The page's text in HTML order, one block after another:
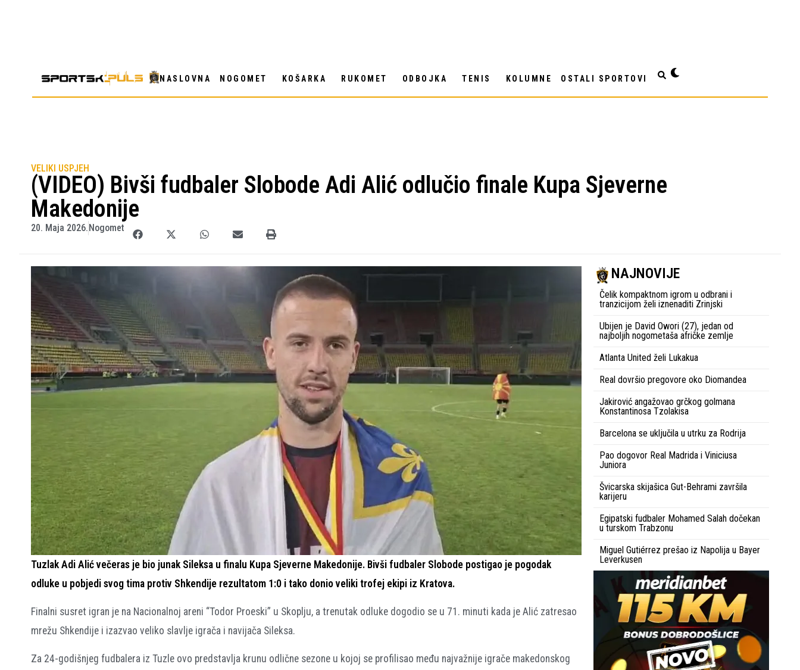
NASLOVNA NOGOMET KOŠARKA RUKOMET ODBOJKA TENIS KOLUMNE OSTALI SPORTOVI
VELIKI USPJEH
(VIDEO) Bivši fudbaler Slobode Adi Alić odlučio finale Kupa Sjeverne
Makedonije
20. Maja 2026. Nogomet
Tuzlak Adi Alić večeras je bio junak Sileksa u finalu Kupa Sjeverne Makedonije. Bivši fudbaler Slobode postigao je pogodak
odluke u pobjedi svog tima protiv Shkendije rezultatom 1:0 i tako donio veliki trofej ekipi iz Kratova.
Finalni susret igran je na Nacionalnoj areni “Todor Proeski” u Skoplju, a trenutak odluke dogodio se u 71. minuti kada je Alić zatresao
mrežu Shkendije i izazvao veliko slavlje igrača i navijača Sileksa.
Za 24-godišnjeg fudbalera iz Tuzle ovo predstavlja krunu odlične sezone u kojoj se profilisao među najvažnije igrače makedonskog
NAJNOVIJE
Čelik kompaktnom igrom u odbrani i
tranzicijom želi iznenaditi Zrinjski
Ubijen je David Owori (27), jedan od
najboljih nogometaša afričke zemlje
Atlanta United želi Lukakua
Real dovršio pregovore oko Diomandea
Jakirović angažovao grčkog golmana
Konstantinosa Tzolakisa
Barcelona se uključila u utrku za Rodrija
Pao dogovor Real Madrida i Viniciusa
Juniora
Švicarska skijašica Gut-Behrami završila
karijeru
Egipatski fudbaler Mohamed Salah dočekan
u turskom Trabzonu
Miguel Gutiérrez prešao iz Napolija u Bayer
Leverkusen